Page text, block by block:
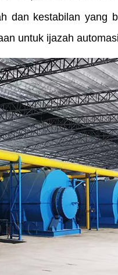
dan kestabilan yang
untuk ijazah